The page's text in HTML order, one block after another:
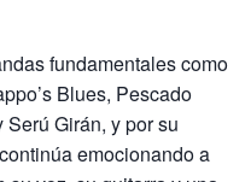
fundamentales como
Blues, Pescado
Girán, y por su
emocionando a